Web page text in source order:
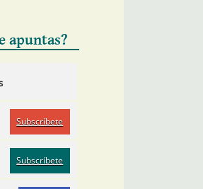
apuntas?
Subscríbete
Subscríbete